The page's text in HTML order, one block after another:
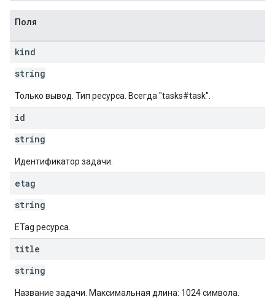
Поля
kind
string
Только вывод. Тип ресурса. Всегда "tasks#task".
id
string
Идентификатор задачи.
etag
string
ETag ресурса.
title
string
Название задачи. Максимальная длина: 1024 символа.